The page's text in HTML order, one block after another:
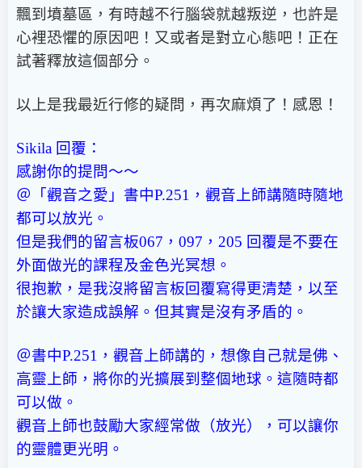
飄到墳墓區，有時越不行腦袋就越叛逆，也許是
心裡恐懼的原因吧！又或者是對立心態吧！正在
試著釋放這個部分。
以上是我最近行修的疑問，再次麻煩了！感恩！
Sikila 回覆：
感謝你的提問～～
＠「觀音之愛」書中P.251，觀音上師講隨時隨地
都可以放光。
但是我們的留言板067，097，205 回覆是不要在
外面做光的課程及金色光冥想。
很抱歉，是我沒將留言板回覆寫得更清楚，以至
於讓大家造成誤解。但其實是沒有矛盾的。
＠書中P.251，觀音上師講的，想像自己就是佛、
高靈上師，將你的光擴展到整個地球。這隨時都
可以做。
觀音上師也鼓勵大家經常做（放光），可以讓你
的靈體更光明。